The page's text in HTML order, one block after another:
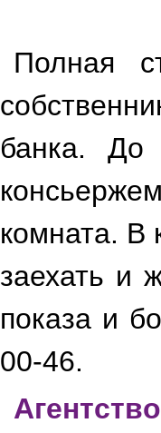
Полная
банка.
комната. В
заехать и
показа и
00-46.